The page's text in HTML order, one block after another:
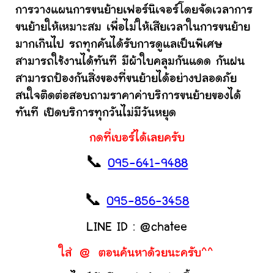
การวางแผนการขนย้ายเฟอร์นิเจอร์โดยจัดเวลาการ
ขนย้ายให้เหมาะสม เพื่อไม่ให้เสียเวลาในการขนย้าย
มากเกินไป รถทุกคันได้รับการดูแลเป็นพิเศษ
สามารถใช้งานได้ทันที มีผ้าใบคลุมกันแดด กันฝน
สามารถป้องกันสิ่งของที่ขนย้ายได้อย่างปลอดภัย
สนใจติดต่อสอบถามราคาค่าบริการขนย้ายของได้
ทันที เปิดบริการทุกวันไม่มีวันหยุด
กดที่เบอร์ได้เลยครับ
📞095-641-9488
📞095-856-3458
LINE ID : @chatee
ใส่ @ ตอนค้นหาด้วยนะครับ^^